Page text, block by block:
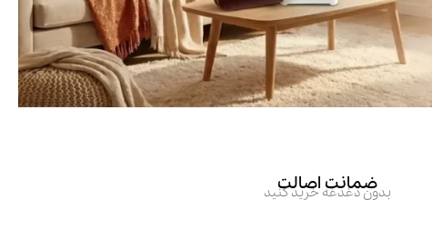
ضمانت اصالت
بدون دغدغه خرید کنید